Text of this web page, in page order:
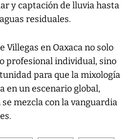
y captación de lluvia hasta
residuales.
Villegas en Oaxaca no solo
profesional individual, sino
para que la mixología
en un escenario global,
mezcla con la vanguardia